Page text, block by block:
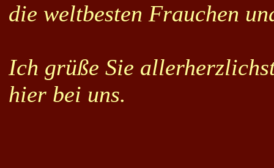
die weltbesten Frauchen
Ich grüße Sie
hier bei uns.